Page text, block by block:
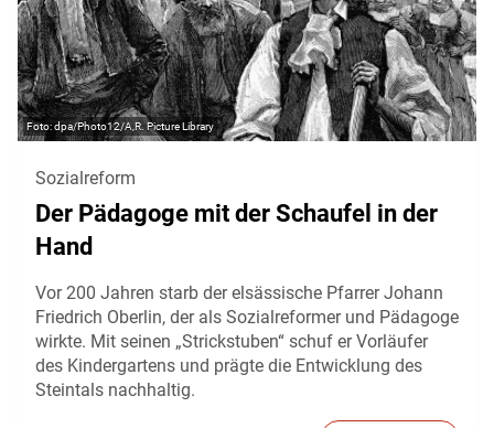
dpa/Photo12/A,R. Picture Library
Sozialreform
Der Pädagoge mit der Schaufel in der
Hand
Vor 200 Jahren starb der elsässische Pfarrer Johann
Friedrich Oberlin, der als Sozialreformer und Pädagoge
wirkte. Mit seinen „Strickstuben“ schuf er Vorläufer
des Kindergartens und prägte die Entwicklung des
Steintals nachhaltig.